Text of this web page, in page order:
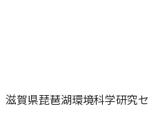
賀県琵琶湖環境科学研究セ